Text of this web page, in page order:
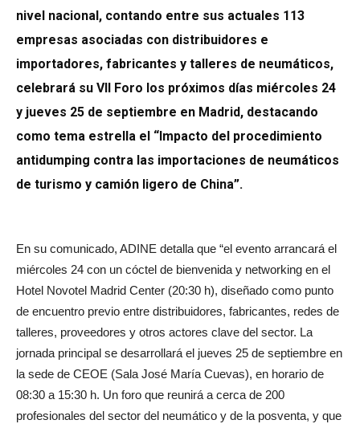
nivel nacional, contando entre sus actuales 113
empresas asociadas con distribuidores e
importadores, fabricantes y talleres de neumáticos,
celebrará su VII Foro los próximos días miércoles 24
y jueves 25 de septiembre en Madrid, destacando
como tema estrella el “Impacto del procedimiento
antidumping contra las importaciones de neumáticos
de turismo y camión ligero de China”.
En su comunicado, ADINE detalla que “el evento arrancará el
miércoles 24 con un cóctel de bienvenida y networking en el
Hotel Novotel Madrid Center (20:30 h), diseñado como punto
de encuentro previo entre distribuidores, fabricantes, redes de
talleres, proveedores y otros actores clave del sector. La
jornada principal se desarrollará el jueves 25 de septiembre en
la sede de CEOE (Sala José María Cuevas), en horario de
08:30 a 15:30 h. Un foro que reunirá a cerca de 200
profesionales del sector del neumático y de la posventa, y que